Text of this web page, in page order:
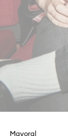
Mayoral